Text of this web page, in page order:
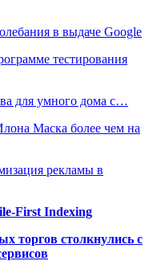
в выдаче Google
тестирования
для умного дома с…
Маска более чем на
рекламы в
First Indexing
торгов столкнулись с